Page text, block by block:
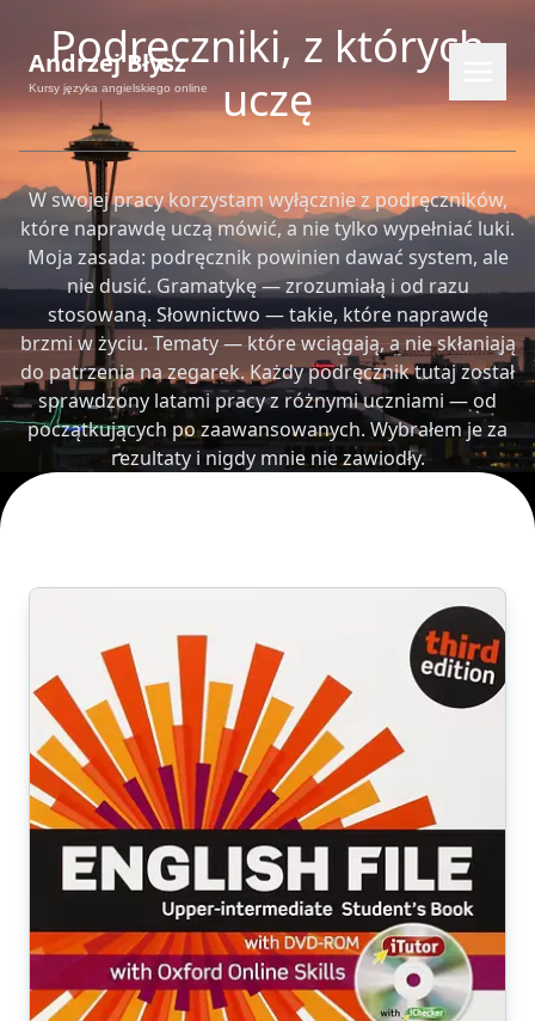
Andrzej Błysz
Kursy języka angielskiego online
EN RU PL CS
Podręczniki, z których
uczę
W swojej pracy korzystam wyłącznie z podręczników,
które naprawdę uczą mówić, a nie tylko wypełniać luki.
Moja zasada: podręcznik powinien dawać system, ale
nie dusić. Gramatykę — zrozumiałą i od razu
stosowaną. Słownictwo — takie, które naprawdę
brzmi w życiu. Tematy — które wciągają, a nie skłaniają
do patrzenia na zegarek. Każdy podręcznik tutaj został
sprawdzony latami pracy z różnymi uczniami — od
początkujących po zaawansowanych. Wybrałem je za
rezultaty i nigdy mnie nie zawiodły.